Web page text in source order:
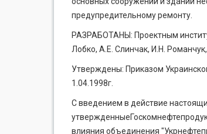
предупредительному ремонту.
РАЗРАБОТАНЫ: Проектным
Лобко, А.Е. Слинчак, И.Н.
Утверждены: Приказом
1.04.1998г.
С введением в действие
влияния объединения